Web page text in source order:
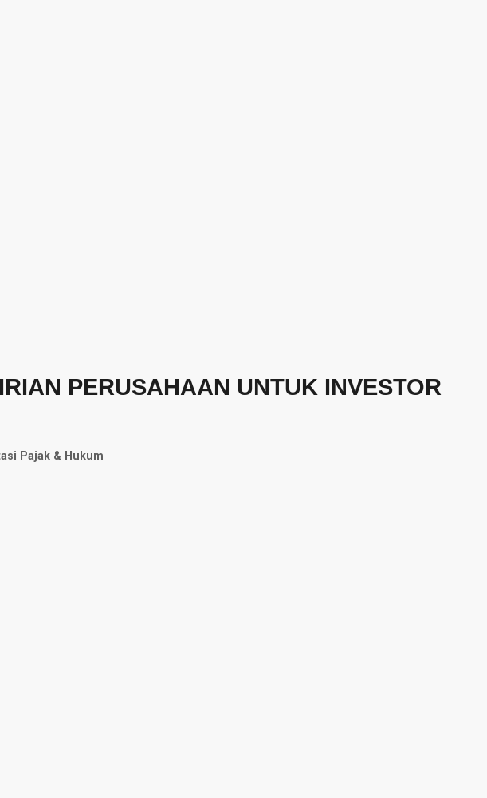
PERUSAHAAN UNTUK INVESTOR
Pajak & Hukum